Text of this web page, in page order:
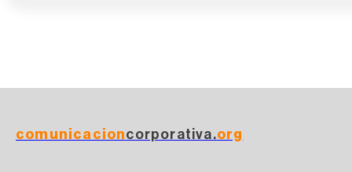
comunicacioncorporativa.org